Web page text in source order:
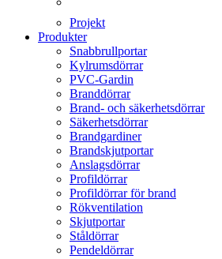
Projekt
Produkter
Snabbrullportar
Kylrumsdörrar
PVC-Gardin
Branddörrar
Brand- och säkerhetsdörrar
Säkerhetsdörrar
Brandgardiner
Brandskjutportar
Anslagsdörrar
Profildörrar
Profildörrar för brand
Rökventilation
Skjutportar
Ståldörrar
Pendeldörrar